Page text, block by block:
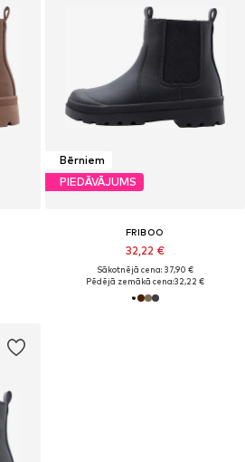
Bērniem
PIEDĀVĀJUMS
FRIBOO
32,22 €
Sākotnējā cena: 37,90 €
Pēdējā zemākā cena:32,22 €